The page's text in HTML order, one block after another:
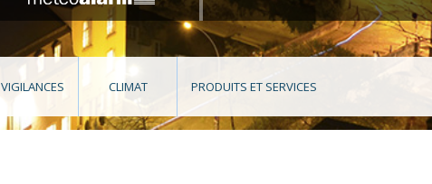
VIGILANCES CLIMAT PRODUITS ET SERVICES